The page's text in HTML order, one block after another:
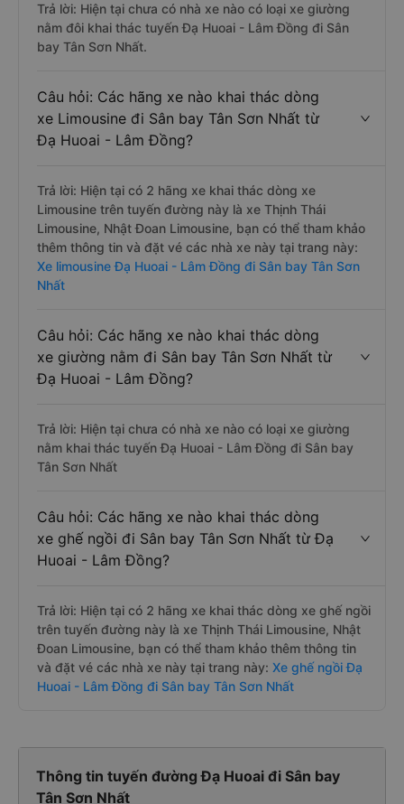
Trả lời: Hiện tại chưa có nhà xe nào có loại xe giường
nằm đôi khai thác tuyến Đạ Huoai - Lâm Đồng đi Sân
bay Tân Sơn Nhất.
Câu hỏi: Các hãng xe nào khai thác dòng
xe Limousine đi Sân bay Tân Sơn Nhất từ
Đạ Huoai - Lâm Đồng?
Trả lời: Hiện tại có 2 hãng xe khai thác dòng xe
Limousine trên tuyến đường này là xe Thịnh Thái
Limousine, Nhật Đoan Limousine, bạn có thể tham khảo
thêm thông tin và đặt vé các nhà xe này tại trang này:
Xe limousine Đạ Huoai - Lâm Đồng đi Sân bay Tân Sơn
Nhất
Câu hỏi: Các hãng xe nào khai thác dòng
xe giường nằm đi Sân bay Tân Sơn Nhất từ
Đạ Huoai - Lâm Đồng?
Trả lời: Hiện tại chưa có nhà xe nào có loại xe giường
nằm khai thác tuyến Đạ Huoai - Lâm Đồng đi Sân bay
Tân Sơn Nhất
Câu hỏi: Các hãng xe nào khai thác dòng
xe ghế ngồi đi Sân bay Tân Sơn Nhất từ Đạ
Huoai - Lâm Đồng?
Trả lời: Hiện tại có 2 hãng xe khai thác dòng xe ghế ngồi
trên tuyến đường này là xe Thịnh Thái Limousine, Nhật
Đoan Limousine, bạn có thể tham khảo thêm thông tin
và đặt vé các nhà xe này tại trang này: Xe ghế ngồi Đạ
Huoai - Lâm Đồng đi Sân bay Tân Sơn Nhất
Thông tin tuyến đường Đạ Huoai đi Sân bay
Tân Sơn Nhất